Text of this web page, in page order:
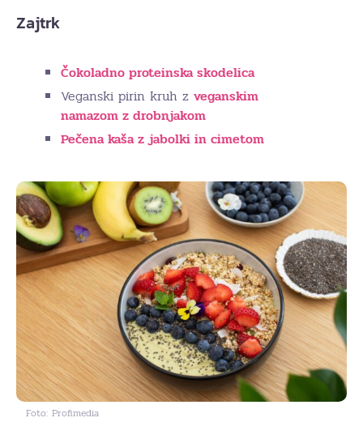
Zajtrk
Čokoladno proteinska skodelica
Veganski pirin kruh z veganskim
namazom z drobnjakom
Pečena kaša z jabolki in cimetom
Foto: Profimedia